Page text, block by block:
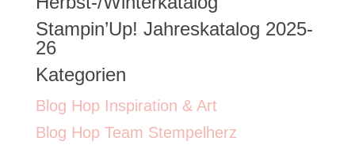
Stampin’Up! Jahreskatalog 2025-
26
Kategorien
Blog Hop Inspiration & Art
Blog Hop Team Stempelherz